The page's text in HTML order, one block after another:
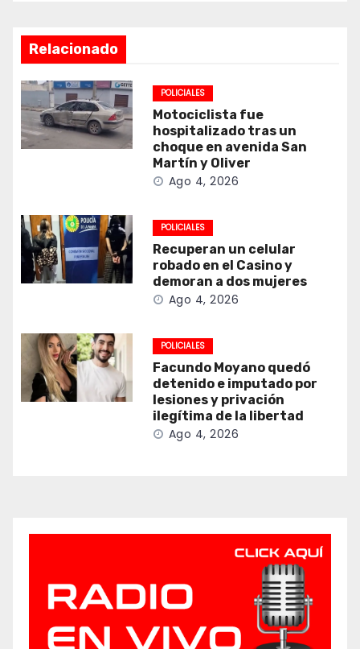
Relacionado
POLICIALES
Motociclista fue
hospitalizado tras un
choque en avenida San
Martín y Oliver
Ago 4, 2026
POLICIALES
Recuperan un celular
robado en el Casino y
demoran a dos mujeres
Ago 4, 2026
POLICIALES
Facundo Moyano quedó
detenido e imputado por
lesiones y privación
ilegítima de la libertad
Ago 4, 2026